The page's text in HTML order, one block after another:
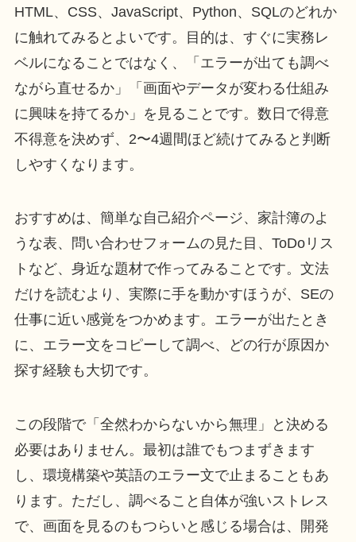
HTML、CSS、JavaScript、Python、SQLのどれか
に触れてみるとよいです。目的は、すぐに実務レ
ベルになることではなく、「エラーが出ても調べ
ながら直せるか」「画面やデータが変わる仕組み
に興味を持てるか」を見ることです。数日で得意
不得意を決めず、2〜4週間ほど続けてみると判断
しやすくなります。
おすすめは、簡単な自己紹介ページ、家計簿のよ
うな表、問い合わせフォームの見た目、ToDoリス
トなど、身近な題材で作ってみることです。文法
だけを読むより、実際に手を動かすほうが、SEの
仕事に近い感覚をつかめます。エラーが出たとき
に、エラー文をコピーして調べ、どの行が原因か
探す経験も大切です。
この段階で「全然わからないから無理」と決める
必要はありません。最初は誰でもつまずきます
し、環境構築や英語のエラー文で止まることもあ
ります。ただし、調べること自体が強いストレス
で、画面を見るのもつらいと感じる場合は、開発